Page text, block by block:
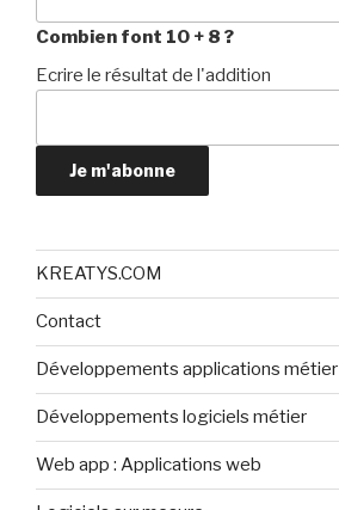
Combien font 10 + 8 ?
Ecrire le résultat de l'addition
Je m'abonne
KREATYS.COM
Contact
Développements applications métier
Développements logiciels métier
Web app : Applications web